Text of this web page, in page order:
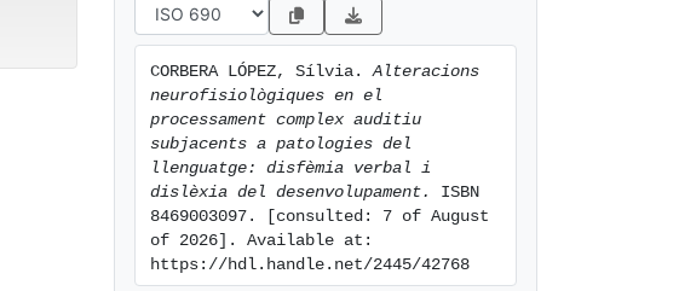
CORBERA LÓPEZ, Sílvia. Alteracions
neurofisiològiques en el
processament complex auditiu
subjacents a patologies del
llenguatge: disfèmia verbal i
dislèxia del desenvolupament.
ISBN
8469003097. [consulted: 7 of August
of 2026]. Available at:
https://hdl.handle.net/2445/42768